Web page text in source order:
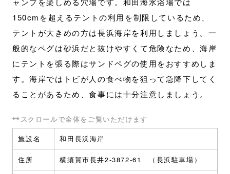
150cmを超えるテントの利用を制限しているため、
テントが大きめの方は長浜海岸を利用しましょう。一
般的なペグは砂浜だと抜けやすくて危険なため、海岸
にテントを張る際はサンドペグの使用をおすすめしま
す。海岸ではトビが人の食べ物を狙って急降下してく
ることがあるため、食事には十分注意しましょう。
施設名 和田長浜海岸
住所 横須賀市長井2-3872-61 （長浜駐車場）